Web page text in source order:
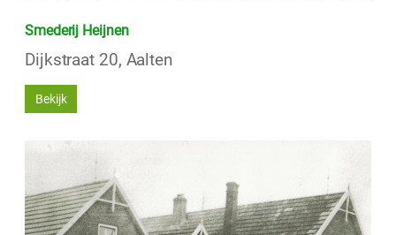
Smederij Heijnen
Dijkstraat 20, Aalten
Bekijk